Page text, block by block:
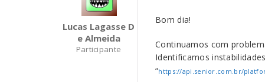
Lucas Lagasse D
E Almeida
Participante
Bom dia!
Continuamos com
Identificamos
“https://api.senior.com.br/